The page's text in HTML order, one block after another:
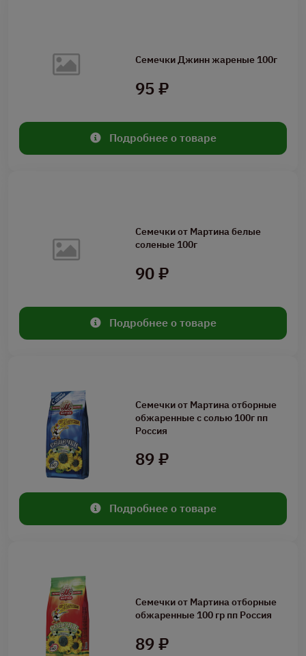
Семечки Джинн жареные 100г
95 ₽
Подробнее о товаре
Семечки от Мартина белые
соленые 100г
90 ₽
Подробнее о товаре
Семечки от Мартина отборные
обжаренные с солью 100г пп
Россия
89 ₽
Подробнее о товаре
Семечки от Мартина отборные
обжаренные 100 гр пп Россия
89 ₽